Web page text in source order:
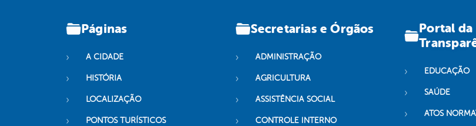
Páginas
A CIDADE
HISTÓRIA
LOCALIZAÇÃO
PONTOS TURÍSTICOS
Secretarias e Órgãos
ADMINISTRAÇÃO
AGRICULTURA
ASSISTÊNCIA SOCIAL
CONTROLE INTERNO
Portal da
EDUCAÇÃO
SAÚDE
ATOS